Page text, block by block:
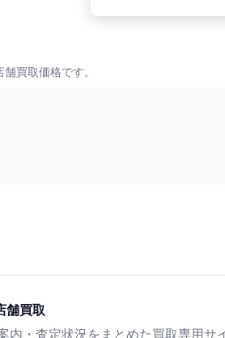
買取価格です。
舗買取
内・査定状況をまとめた買取専用サ